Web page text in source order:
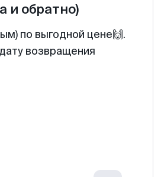
и обратно)
по выгодной цене🙌.
возвращения